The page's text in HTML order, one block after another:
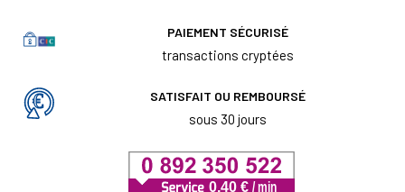
PAIEMENT SÉCURISÉ
transactions cryptées
SATISFAIT OU REMBOURSÉ
sous 30 jours